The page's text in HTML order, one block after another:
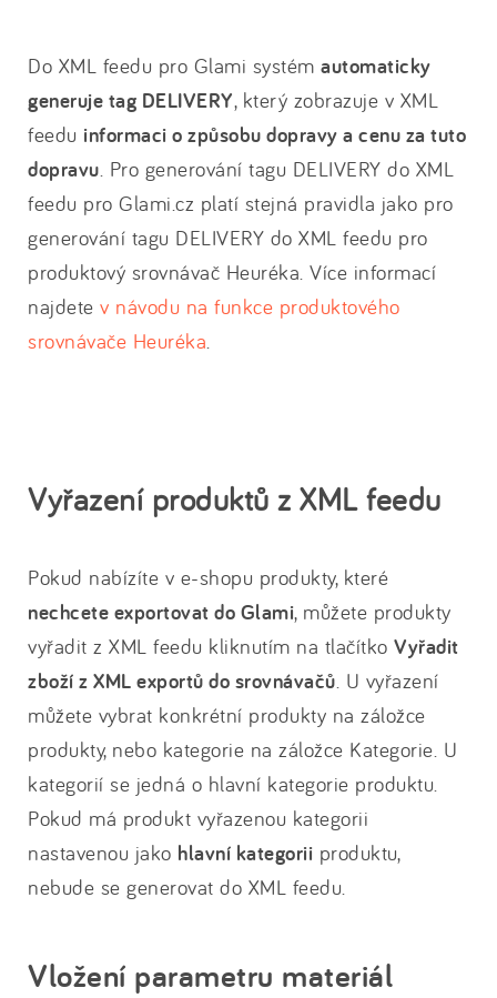
Do XML feedu pro Glami systém automaticky
generuje tag DELIVERY, který zobrazuje v XML
feedu informaci o způsobu dopravy a cenu za tuto
dopravu. Pro generování tagu DELIVERY do XML
feedu pro Glami.cz platí stejná pravidla jako pro
generování tagu DELIVERY do XML feedu pro
produktový srovnávač Heuréka. Více informací
najdete v návodu na funkce produktového
srovnávače Heuréka.
Vyřazení produktů z XML feedu
Pokud nabízíte v e-shopu produkty, které
nechcete exportovat do Glami, můžete produkty
vyřadit z XML feedu kliknutím na tlačítko Vyřadit
zboží z XML exportů do srovnávačů. U vyřazení
můžete vybrat konkrétní produkty na záložce
produkty, nebo kategorie na záložce Kategorie. U
kategorií se jedná o hlavní kategorie produktu.
Pokud má produkt vyřazenou kategorii
nastavenou jako hlavní kategorii produktu,
nebude se generovat do XML feedu.
Vložení parametru materiál